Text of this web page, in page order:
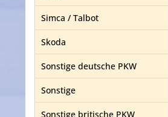
Simca / Talbot
Skoda
Sonstige deutsche PKW
Sonstige
Sonstige britische PKW